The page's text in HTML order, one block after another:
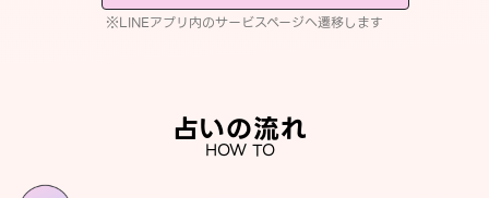
※LINEアプリ内のサービスページへ遷移します
占いの流れ
HOW TO